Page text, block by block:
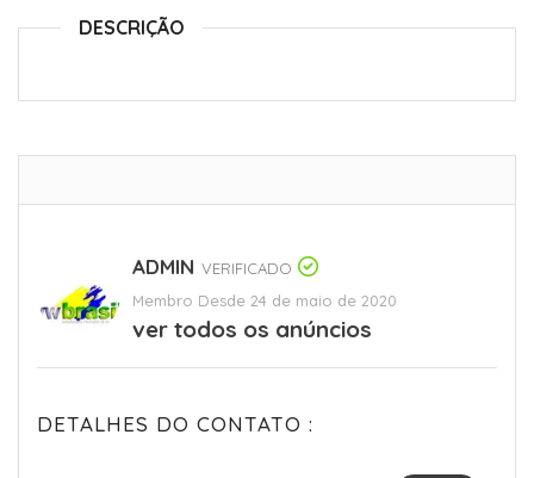
DESCRIÇÃO
ADMIN VERIFICADO
Membro Desde 24 de maio de 2020
ver todos os anúncios
DETALHES DO CONTATO :